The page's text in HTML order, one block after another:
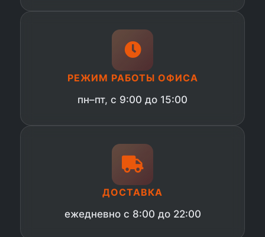
РЕЖИМ РАБОТЫ ОФИСА
пн–пт, с 9:00 до 15:00
ДОСТАВКА
ежедневно с 8:00 до 22:00